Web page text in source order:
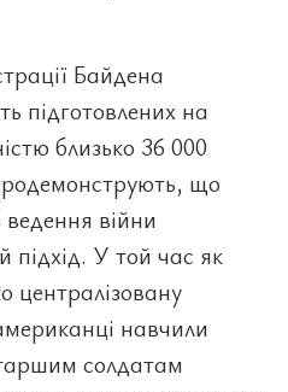
Байдена
підготовлених на
близько 36 000
що
війни
підхід. У той час як
централізовану
навчили
солдатам